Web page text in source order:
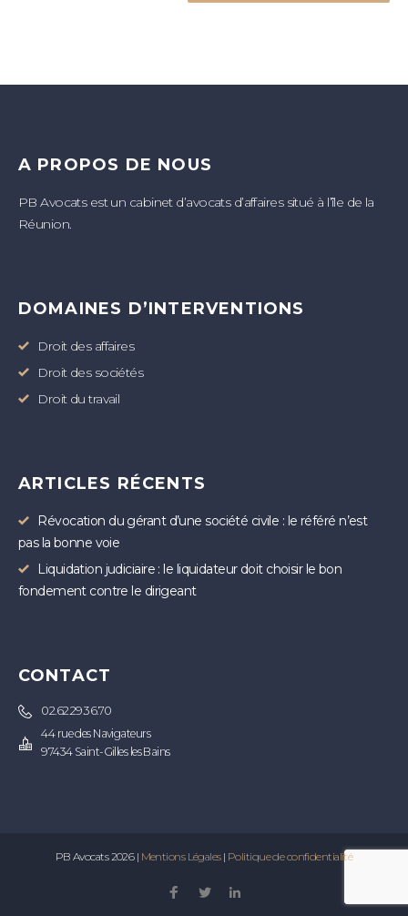
A PROPOS DE NOUS
PB Avocats est un cabinet d’avocats d’affaires situé à l’île de la
Réunion.
DOMAINES D’INTERVENTIONS
Droit des affaires
Droit des sociétés
Droit du travail
ARTICLES RÉCENTS
Révocation du gérant d’une société civile : le référé n’est
pas la bonne voie
Liquidation judiciaire : le liquidateur doit choisir le bon
fondement contre le dirigeant
CONTACT
02.62.29.36.70
44 rue des Navigateurs
97434 Saint-Gilles les Bains
PB Avocats 2026 | Mentions Légales| Politique de confidentialité